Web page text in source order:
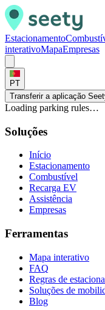
Estacionamento
interativoMapaEmpresas
PT
Transferir a aplicação
Loading parking rules…
Soluções
Início
Estacionamento
Combustível
Recarga EV
Assistência
Empresas
Ferramentas
Mapa interativo
FAQ
Regras de
Soluções de
Blog